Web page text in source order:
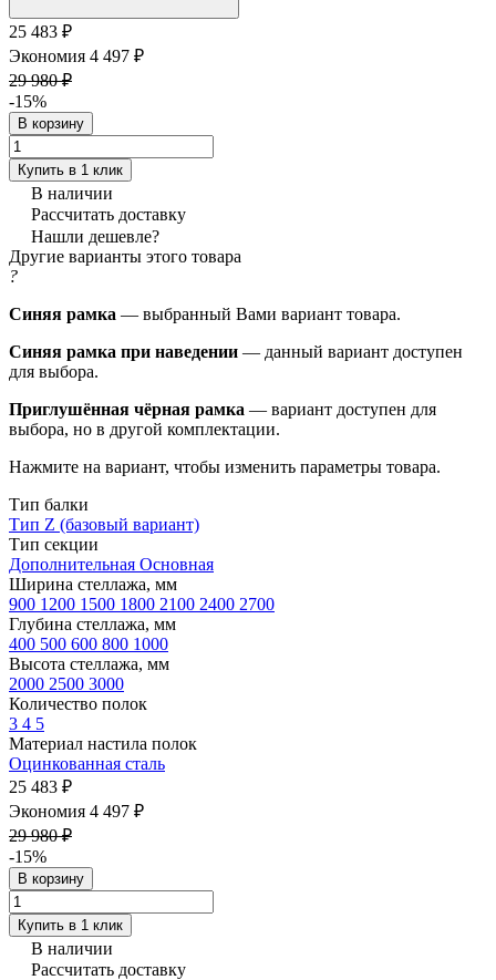
25 483 ₽
Экономия 4 497 ₽
29 980 ₽
-15%
В корзину
Купить в 1 клик
В наличии
Рассчитать доставку
Нашли дешевле?
Другие варианты этого товара
?
Синяя рамка — выбранный Вами вариант товара.
Синяя рамка при наведении — данный вариант доступен
для выбора.
Приглушённая чёрная рамка — вариант доступен для
выбора, но в другой комплектации.
Нажмите на вариант, чтобы изменить параметры товара.
Тип балки
Тип Z (базовый вариант)
Тип секции
Дополнительная Основная
Ширина стеллажа, мм
900 1200 1500 1800 2100 2400 2700
Глубина стеллажа, мм
400 500 600 800 1000
Высота стеллажа, мм
2000 2500 3000
Количество полок
3 4 5
Материал настила полок
Оцинкованная сталь
25 483 ₽
Экономия 4 497 ₽
29 980 ₽
-15%
В корзину
Купить в 1 клик
В наличии
Рассчитать доставку